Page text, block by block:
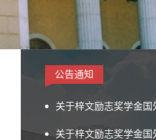
公告通知
关于梓文励志奖学金
关于梓文励志奖学金